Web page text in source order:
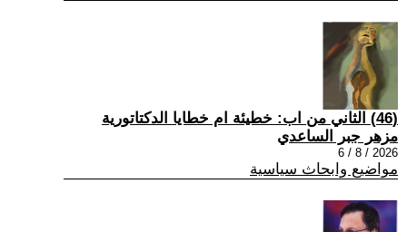
(46) الثاني من اب: خطيئة ام خطايا الدكتاتورية
مزهر جبر الساعدي
2026 / 8 / 6
مواضيع وابحاث سياسية